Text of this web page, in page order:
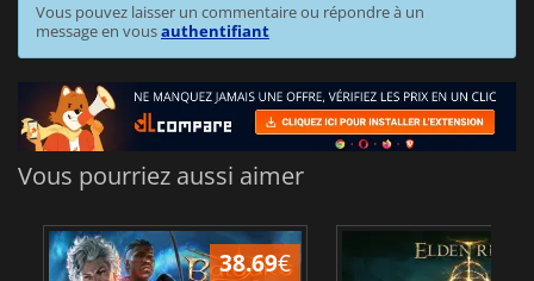
Vous pouvez laisser un commentaire ou répondre à un
message en vousauthentifiant
Vous pourriez aussi aimer
38.69€